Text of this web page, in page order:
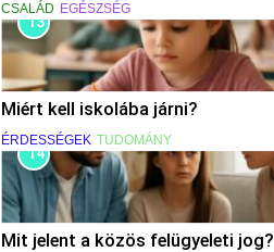
CSALÁD EGÉSZSÉG
13
Miért kell iskolába járni?
ÉRDESSÉGEK TUDOMÁNY
14
Mit jelent a közös felügyeleti jog?